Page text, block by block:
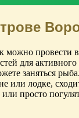
можно провести
для активного
заняться
или лодке,
просто